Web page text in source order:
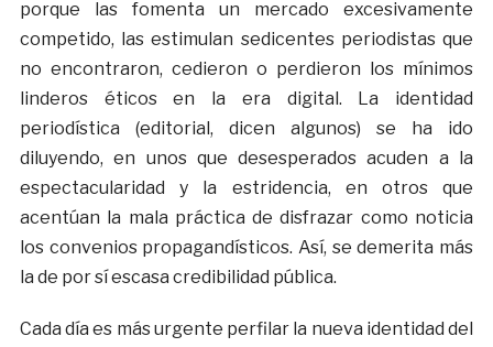
porque las fomenta un mercado excesivamente
competido, las estimulan sedicentes periodistas que
no encontraron, cedieron o perdieron los mínimos
linderos éticos en la era digital. La identidad
periodística (editorial, dicen algunos) se ha ido
diluyendo, en unos que desesperados acuden a la
espectacularidad y la estridencia, en otros que
acentúan la mala práctica de disfrazar como noticia
los convenios propagandísticos. Así, se demerita más
la de por sí escasa credibilidad pública.
Cada día es más urgente perfilar la nueva identidad del